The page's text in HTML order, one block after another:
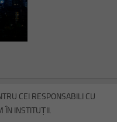
CEI RESPONSABILI CU
ÎN INSTITUȚII.